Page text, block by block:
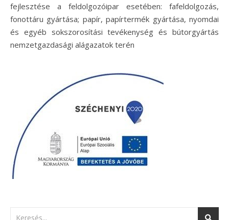
fejlesztése a feldolgozóipar esetében: fafeldolgozás,
fonottáru gyártása; papír, papírtermék gyártása, nyomdai
és egyéb sokszorosítási tevékenység és bútorgyártás
nemzetgazdasági alágazatok terén